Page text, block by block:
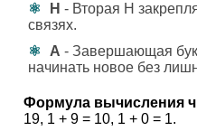
Н - Вторая Н
связях.
А - Завершающая
начинать новое без
Формула вычисления
19, 1 + 9 = 10, 1 + 0 = 1.